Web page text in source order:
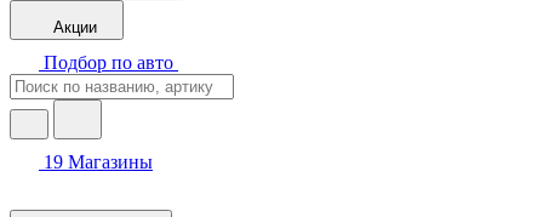
Акции
Подбор по авто
19 Магазины